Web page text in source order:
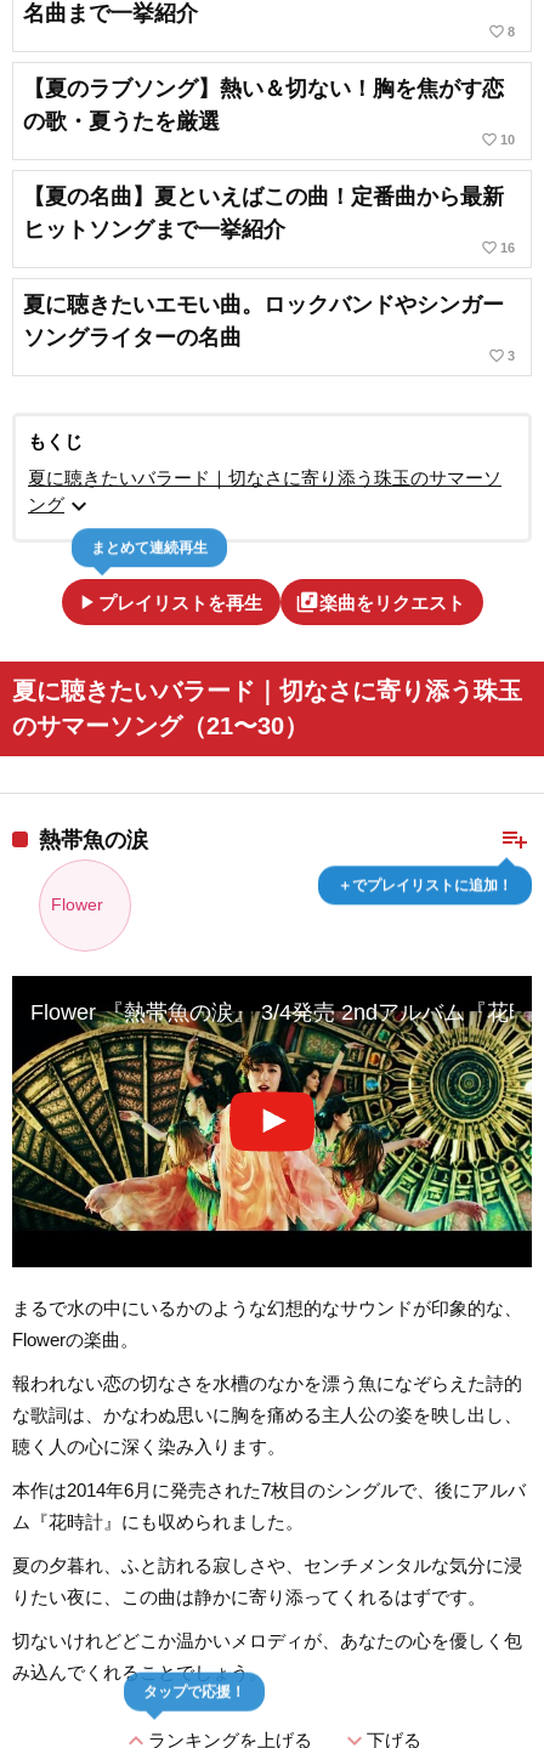
名曲まで一挙紹介
favorite_border 8
【夏のラブソング】熱い＆切ない！胸を焦がす恋
の歌・夏うたを厳選
favorite_border 10
【夏の名曲】夏といえばこの曲！定番曲から最新
ヒットソングまで一挙紹介
favorite_border 16
夏に聴きたいエモい曲。ロックバンドやシンガー
ソングライターの名曲
favorite_border 3
もくじ
夏に聴きたいバラード｜切なさに寄り添う珠玉のサマーソ
ング expand_more
play_arrow プレイリストを再生
まとめて連続再生
library_music楽曲をリクエスト
夏に聴きたいバラード｜切なさに寄り添う珠玉
のサマーソング（21〜30）
playlist_add
＋でプレイリストに追加！
熱帯魚の涙
Flower
Flower 『熱帯魚の涙』 3/4発売 2ndアルバム『花時
まるで水の中にいるかのような幻想的なサウンドが印象的な、
Flowerの楽曲。
報われない恋の切なさを水槽のなかを漂う魚になぞらえた詩的
な歌詞は、かなわぬ思いに胸を痛める主人公の姿を映し出し、
聴く人の心に深く染み入ります。
本作は2014年6月に発売された7枚目のシングルで、後にアルバ
ム『花時計』にも収められました。
夏の夕暮れ、ふと訪れる寂しさや、センチメンタルな気分に浸
りたい夜に、この曲は静かに寄り添ってくれるはずです。
切ないけれどどこか温かいメロディが、あなたの心を優しく包
み込んでくれることでしょう。
expand_lessランキングを上げる
タップで応援！
expand_more下げる